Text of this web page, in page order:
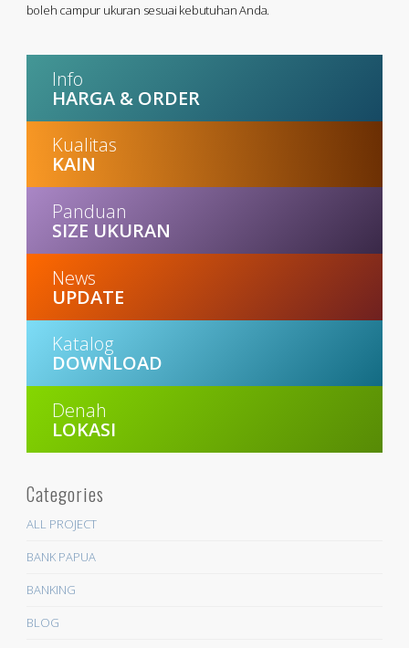
boleh campur ukuran sesuai kebutuhan Anda.
Info
HARGA & ORDER
Kualitas
KAIN
Panduan
SIZE UKURAN
News
UPDATE
Katalog
DOWNLOAD
Denah
LOKASI
Categories
ALL PROJECT
BANK PAPUA
BANKING
BLOG